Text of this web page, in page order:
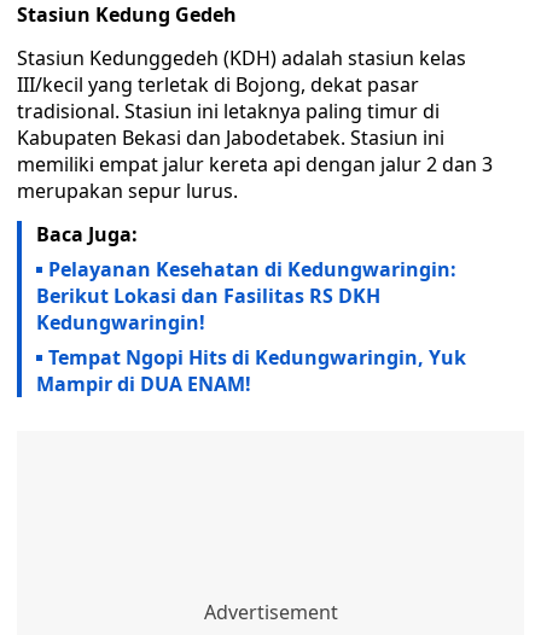
Stasiun Kedung Gedeh
Stasiun Kedunggedeh (KDH) adalah stasiun kelas
III/kecil yang terletak di Bojong, dekat pasar
tradisional. Stasiun ini letaknya paling timur di
Kabupaten Bekasi dan Jabodetabek. Stasiun ini
memiliki empat jalur kereta api dengan jalur 2 dan 3
merupakan sepur lurus.
Baca Juga:
Pelayanan Kesehatan di Kedungwaringin:
Berikut Lokasi dan Fasilitas RS DKH
Kedungwaringin!
Tempat Ngopi Hits di Kedungwaringin, Yuk
Mampir di DUA ENAM!